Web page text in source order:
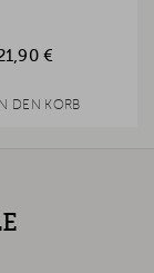
€
IN DEN KORB